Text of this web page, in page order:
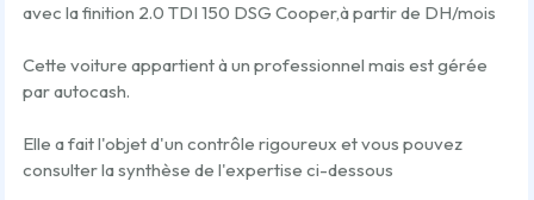
avec la finition 2.0 TDI 150 DSG Cooper,à partir de DH/mois
Cette voiture appartient à un professionnel mais est gérée
par autocash.
Elle a fait l'objet d'un contrôle rigoureux et vous pouvez
consulter la synthèse de l'expertise ci-dessous